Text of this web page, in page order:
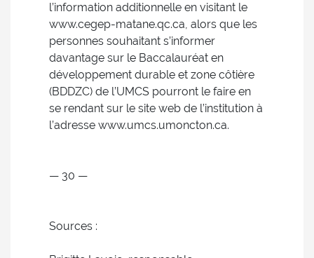
l’information additionnelle en visitant le
www.cegep-matane.qc.ca, alors que les
personnes souhaitant s’informer
davantage sur le Baccalauréat en
développement durable et zone côtière
(BDDZC) de l’UMCS pourront le faire en
se rendant sur le site web de l’institution à
l’adresse www.umcs.umoncton.ca.
— 30 —
Sources :